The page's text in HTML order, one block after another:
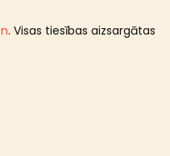
. Visas tiesības aizsargātas